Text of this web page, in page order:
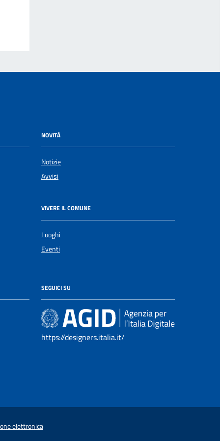
NOVITÀ
Notizie
Avvisi
VIVERE IL COMUNE
Luoghi
Eventi
SEGUICI SU
https://designers.italia.it/
elettronica